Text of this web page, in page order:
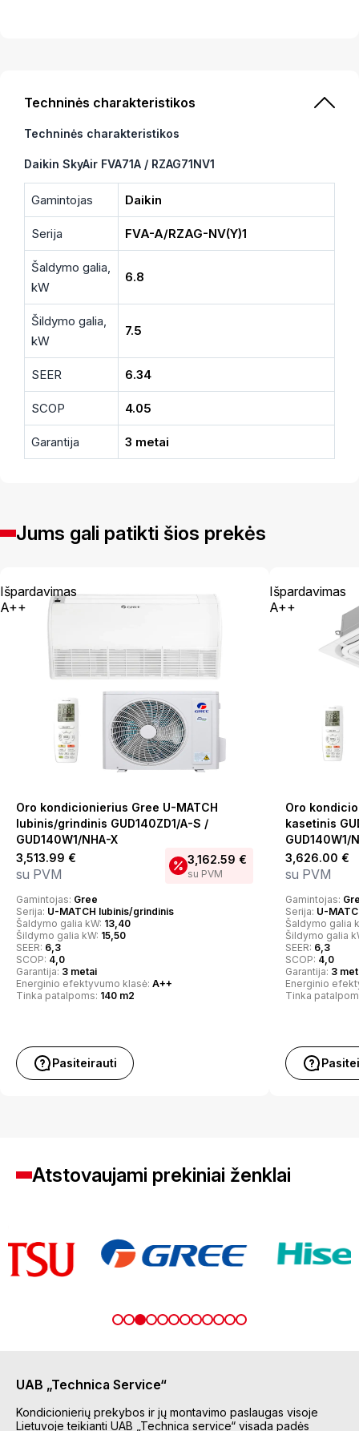
Techninės charakteristikos
Techninės charakteristikos
Daikin SkyAir FVA71A / RZAG71NV1
Gamintojas Daikin
Serija FVA-A/RZAG-NV(Y)1
Šaldymo galia,
kW
6.8
Šildymo galia,
kW
7.5
SEER 6.34
SCOP 4.05
Garantija 3 metai
Jums gali patikti šios prekės
Išpardavimas
A++
Oro kondicionierius Gree U-MATCH
lubinis/grindinis GUD140ZD1/A-S /
GUD140W1/NHA-X
3,513.99 €
su PVM
3,162.59 €
su PVM
Gamintojas: Gree
Serija: U-MATCH lubinis/grindinis
Šaldymo galia kW: 13,40
Šildymo galia kW: 15,50
SEER: 6,3
SCOP: 4,0
Garantija: 3 metai
Energinio efektyvumo klasė: A++
Tinka patalpoms: 140 m2
Pasiteirauti
Išpardavimas
A++
Oro
kasetinis
GUD140W1/
3,626.00 €
su PVM
Gamintojas:
Serija: U-
Šaldymo galia
Šildymo galia
SEER: 6,3
SCOP: 4,0
Garantija: 3
Energinio
Tinka
Atstovaujami prekiniai ženklai
UAB „Technica Service“
Kondicionierių prekybos ir jų montavimo paslaugas visoje
Lietuvoje teikianti UAB „Technica service“ visada padės